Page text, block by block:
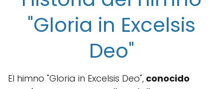
"Gloria in Excelsis
Deo"
El himno "Gloria in Excelsis Deo", conocido